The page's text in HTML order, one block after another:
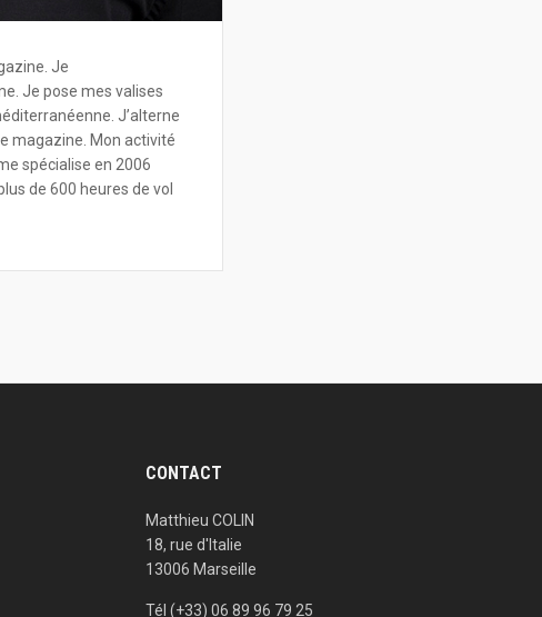
Je
Je pose mes valises
J’alterne
magazine. Mon activité
spécialise en 2006
de 600 heures de vol
CONTACT
Matthieu COLIN
18, rue d'Italie
13006 Marseille
Tél (+33) 06 89 96 79 25